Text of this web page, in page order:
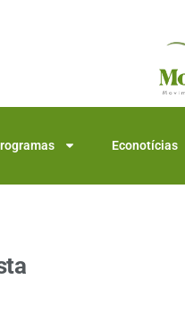
Econotícias